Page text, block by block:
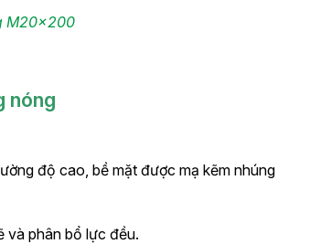
M20x200
nóng
độ cao, bề mặt được mạ kẽm nhúng
và phân bổ lực đều.